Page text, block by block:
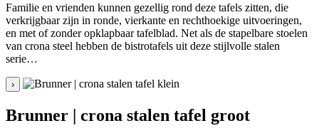
Familie en vrienden kunnen gezellig rond deze tafels zitten, die
verkrijgbaar zijn in ronde, vierkante en rechthoekige uitvoeringen,
en met of zonder opklapbaar tafelblad. Net als de stapelbare stoelen
van crona steel hebben de bistrotafels uit deze stijlvolle stalen
serie…
›
Brunner | crona stalen tafel groot